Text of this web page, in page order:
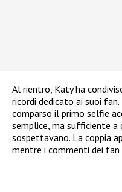
Al rientro, Katy ha
ricordi dedicato ai suoi
comparso il primo selfie
semplice, ma sufficiente
sospettavano. La coppia
mentre i commenti dei